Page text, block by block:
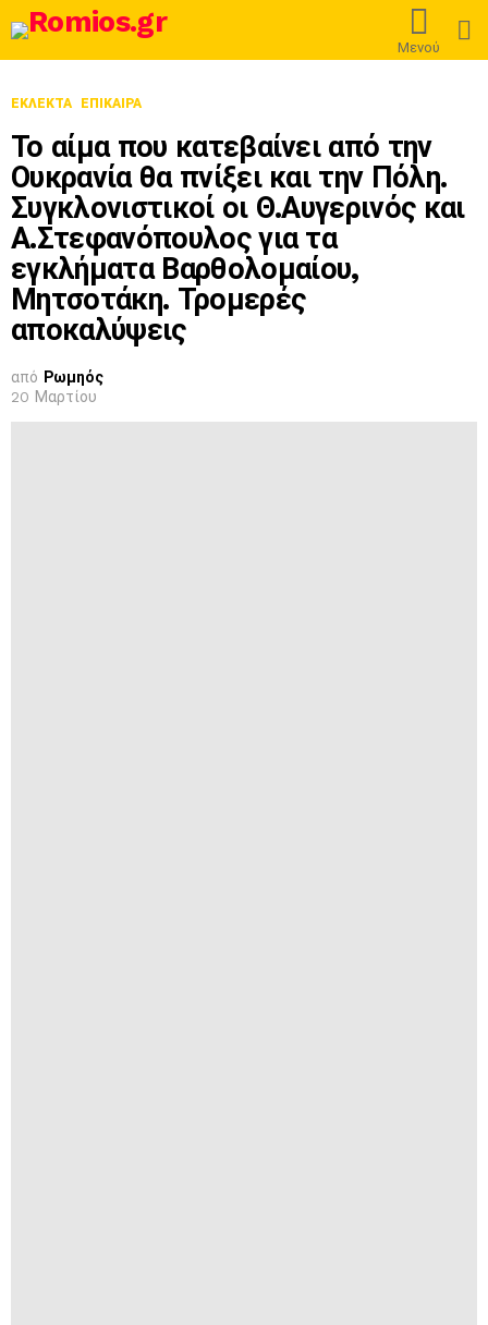
Μενού
ΕΚΛΕΚΤΆ ΕΠΊΚΑΙΡΑ
Το αίμα που κατεβαίνει από την
Ουκρανία θα πνίξει και την Πόλη.
Συγκλονιστικοί οι Θ.Αυγερινός και
Α.Στεφανόπουλος για τα
εγκλήματα Βαρθολομαίου,
Μητσοτάκη. Τρομερές
αποκαλύψεις
από Ρωμηός
20 Μαρτίου